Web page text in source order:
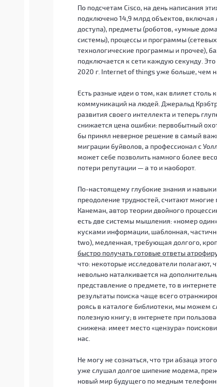
По подсчетам Cisco, на день написания
подключено 14,9 млрд объектов,
доступа), предметы (роботов, «умные
системы), процессы и программы
технологические программы и прочее),
подключается к сети каждую секунду.
2020 г. Internet of things уже больше, чем
Есть разные идеи о том, как влияет
коммуникаций на людей. Джеральд
развития своего интеллекта и теперь
снижается цена ошибки: первобытный
бы принял неверное решение в самый
миграции буйволов, а профессионал с
может себе позволить намного более
потери репутации — а то и наоборот.
По-настоящему глубокие знания и
преодоление трудностей, считают
Канеман, автор теории двойного
есть две системы мышления: «номер
кусками информации, шаблонная,
two), медленная, требующая долгого,
быстро получать готовые ответы
что: некоторые исследователи полагают,
невольно наталкивается на
представление о предмете, то в
результаты поиска чаще всего
роясь в каталоге библиотеки, мы можем
полезную книгу; в интернете при
снижена: имеет место «цензура»
нас.
Не могу не сознаться, что три абзаца
уже слушал долгое шипение модема,
новый мир будущего по медным